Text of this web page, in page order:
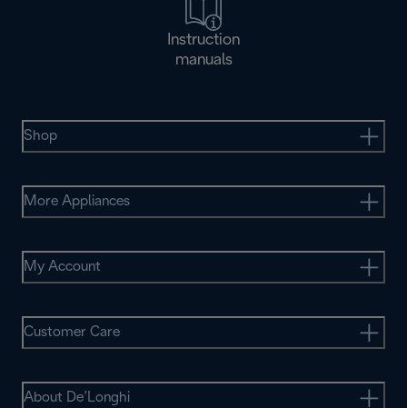
Instruction
manuals
Shop
More Appliances
My Account
Customer Care
About De’Longhi